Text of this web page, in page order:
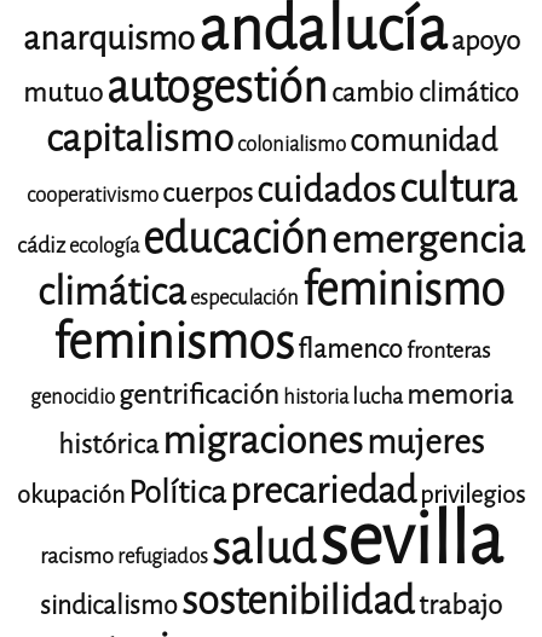
anarquismoandalucíaapoyo
mutuoautogestión cambio climático
capitalismocolonialismocomunidad
cooperativismocuerposcuidadoscultura
cádizecología educaciónemergencia
climáticaespeculación feminismo
feminismosflamencofronteras
genocidiogentrificación historia lucha memoria
histórica migracionesmujeres
okupaciónPolíticaprecariedadprivilegios
racismorefugiadossaludsevilla
sindicalismosostenibilidadtrabajo